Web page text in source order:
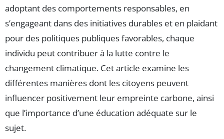
adoptant des comportements responsables, en
s’engageant dans des initiatives durables et en plaidant
pour des politiques publiques favorables, chaque
individu peut contribuer à la lutte contre le
changement climatique. Cet article examine les
différentes manières dont les citoyens peuvent
influencer positivement leur empreinte carbone, ainsi
que l’importance d’une éducation adéquate sur le
sujet.